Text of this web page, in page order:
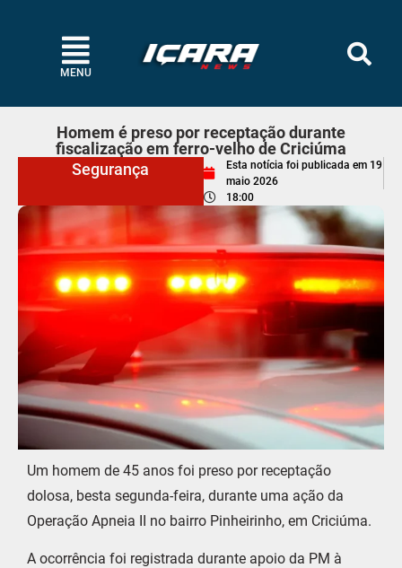
MENU
Homem é preso por receptação durante
fiscalização em ferro-velho de Criciúma
Segurança
Esta notícia foi publicada em 19
maio 2026
18:00
Um homem de 45 anos foi preso por receptação
dolosa, besta segunda-feira, durante uma ação da
Operação Apneia II no bairro Pinheirinho, em Criciúma.
A ocorrência foi registrada durante apoio da PM à